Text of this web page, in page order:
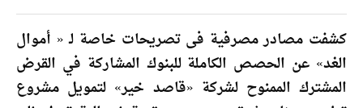
كشفت مصادر مصرفية فى تصريحات خاصة لـ « أموال
الغد» عن الحصص الكاملة للبنوك المشاركة في القرض
المشترك الممنوح لشركة «قاصد خير» لتمويل مشروع